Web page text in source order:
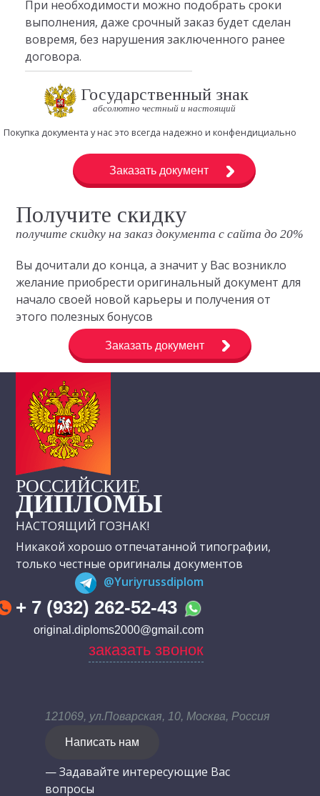
При необходимости можно подобрать сроки
выполнения, даже срочный заказ будет сделан
вовремя, без нарушения заключенного ранее
договора.
Государственный знак
абсолютно честный и настоящий
Покупка документа у нас это всегда надежно и конфендициально
Заказать документ
Получите скидку
получите скидку на заказ документа с сайта до 20%
Вы дочитали до конца, а значит у Вас возникло
желание приобрести оригинальный документ для
начало своей новой карьеры и получения от
этого полезных бонусов
Заказать документ
РОССИЙСКИЕ
ДИПЛОМЫ
НАСТОЯЩИЙ ГОЗНАК!
Никакой хорошо отпечатанной типографии,
только честные оригиналы документов
@Yuriyrussdiplom
+ 7 (932) 262-52-43
original.diploms2000@gmail.com
заказать звонок
121069, ул.Поварская, 10, Москва, Россия
Написать нам
— Задавайте интересующие Вас
вопросы